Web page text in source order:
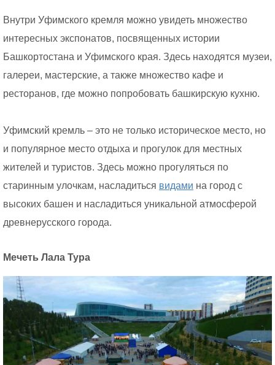
Внутри Уфимского кремля можно увидеть множество
интересных экспонатов, посвященных истории
Башкортостана и Уфимского края. Здесь находятся музеи,
галереи, мастерские, а также множество кафе и
ресторанов, где можно попробовать башкирскую кухню.
Уфимский кремль – это не только историческое место, но
и популярное место отдыха и прогулок для местных
жителей и туристов. Здесь можно прогуляться по
старинным улочкам, насладиться видами на город с
высоких башен и насладиться уникальной атмосферой
древнерусского города.
Мечеть Лала Тура